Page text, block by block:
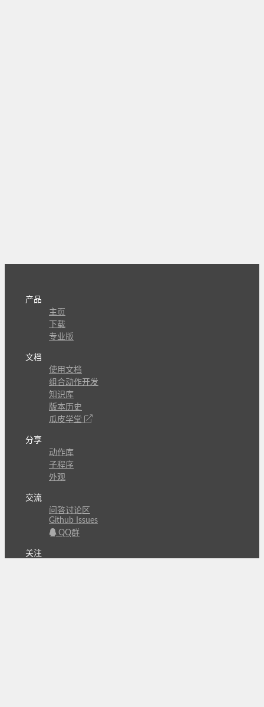
产品
主页
下载
专业版
文档
使用文档
组合动作开发
知识库
版本历史
瓜皮学堂
分享
动作库
子程序
外观
交流
问答讨论区
Github Issues
QQ群
关注